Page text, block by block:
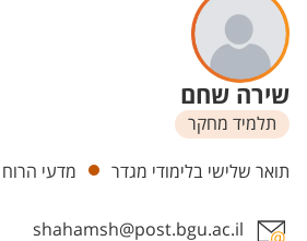
שירה שחם
תלמיד מחקר
יחידות
תואר שלישי בלימודי מגדר מדעי
shahamsh@post.bgu.ac.il